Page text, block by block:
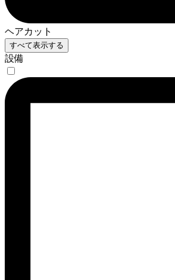
ヘアカット
すべて表示する
設備